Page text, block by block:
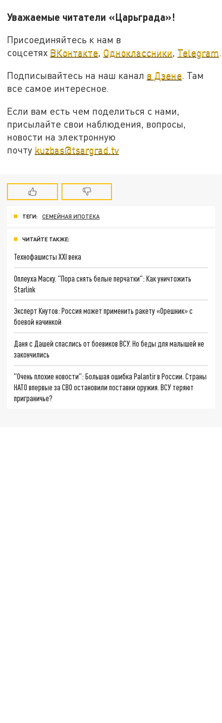
Уважаемые читатели «Царьграда»!
Присоединяйтесь к нам в
соцсетях ВКонтакте, Одноклассники, Telegram.
Подписывайтесь на наш канал в Дзене. Там
все самое интересное.
Если вам есть чем поделиться с нами,
присылайте свои наблюдения, вопросы,
новости на электронную
почту kuzbas@tsargrad.tv
ТЕГИ: СЕМЕЙНАЯ ИПОТЕКА
ЧИТАЙТЕ ТАКЖЕ:
Технофашисты XXI века
Оплеуха Маску. "Пора снять белые перчатки": Как уничтожить
Starlink
Эксперт Кнутов: Россия может применить ракету «Орешник» с
боевой начинкой
Даня с Дашей спаслись от боевиков ВСУ. Но беды для малышей не
закончились
"Очень плохие новости": Большая ошибка Palantir в России. Страны
НАТО впервые за СВО остановили поставки оружия. ВСУ теряют
приграничье?